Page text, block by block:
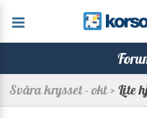
Svåra krysset - okt >Lite